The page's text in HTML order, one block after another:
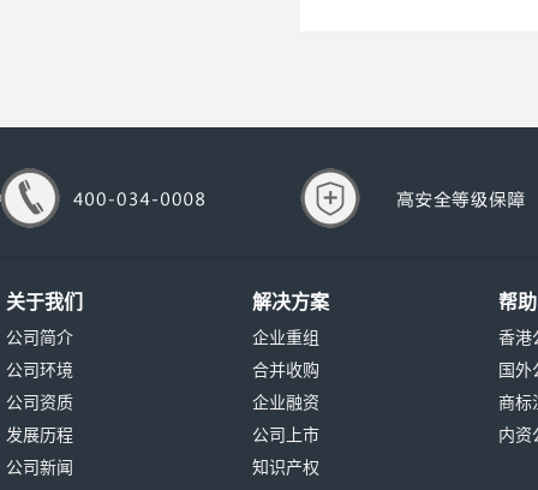
关于我们
公司简介
公司环境
公司资质
发展历程
公司新闻
解决方案
企业重组
合并收购
企业融资
公司上市
知识产权
帮
香港
国外
商标
内资